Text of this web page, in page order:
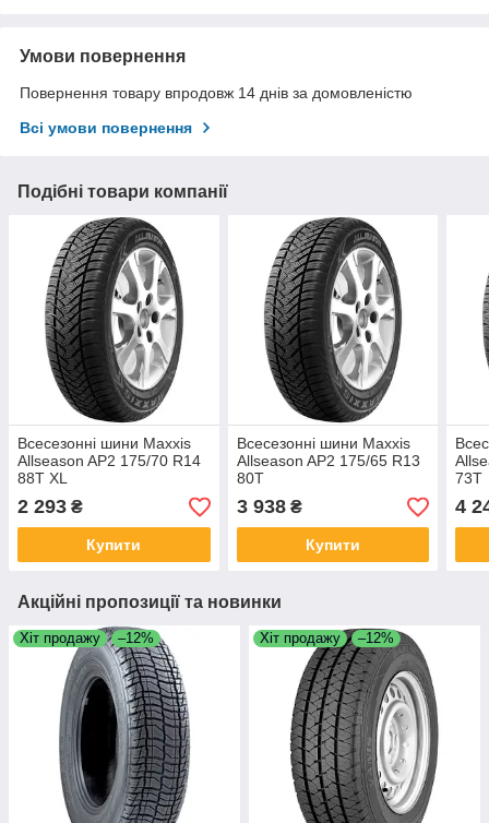
Умови повернення
Повернення товару впродовж 14 днів за домовленістю
Всі умови повернення
Подібні товари компанії
Всесезонні шини Maxxis
Allseason AP2 175/70 R14
88T XL
2 293 ₴
Купити
Всесезонні шини Maxxis
Allseason AP2 175/65 R13
80T
3 938₴
Купити
73T
4
Акційні пропозиції та новинки
Хіт продажу –12% Хіт продажу –12%